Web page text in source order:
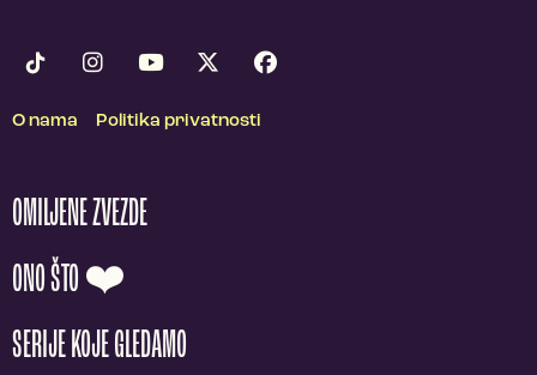
O nama Politika privatnosti
OMILJENE ZVEZDE
ONO ŠTO ❤️
SERIJE KOJE GLEDAMO